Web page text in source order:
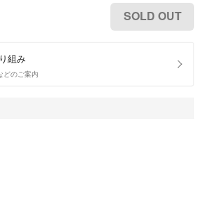
SOLD OUT
組み
どのご案内